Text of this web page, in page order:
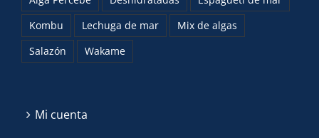
Kombu
Lechuga de mar
Mix de algas
Salazón
Wakame
Mi cuenta